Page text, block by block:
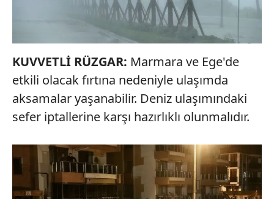
KUVVETLİ RÜZGAR: Marmara ve Ege'de
etkili olacak fırtına nedeniyle ulaşımda
aksamalar yaşanabilir. Deniz ulaşımındaki
sefer iptallerine karşı hazırlıklı olunmalıdır.